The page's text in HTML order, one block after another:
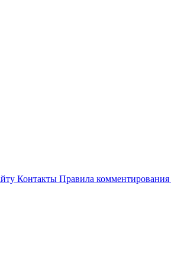
Контакты Правила комментирования